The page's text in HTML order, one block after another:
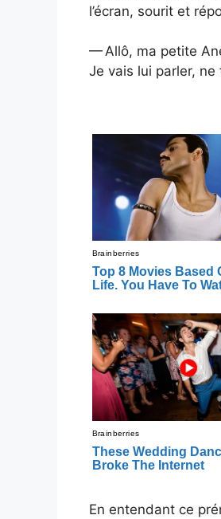
l’écran, sourit et
— Allô, ma petite
Je vais lui parler, ne
En entendant ce